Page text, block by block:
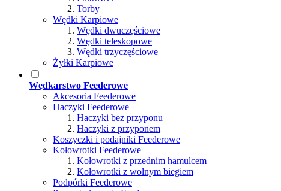
Torby
Wędki Karpiowe
Wędki dwuczęściowe
Wędki teleskopowe
Wędki trzyczęściowe
Żyłki Karpiowe
Wędkarstwo Feederowe
Akcesoria Feederowe
Haczyki Feederowe
Haczyki bez przyponu
Haczyki z przyponem
Koszyczki i podajniki Feederowe
Kołowrotki Feederowe
Kołowrotki z przednim hamulcem
Kołowrotki z wolnym biegiem
Podpórki Feederowe